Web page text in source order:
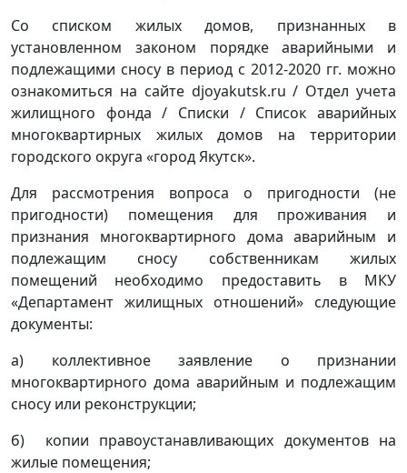
Со списком жилых домов, признанных в
установленном законом порядке аварийными и
подлежащими сносу в период с 2012-2020 гг. можно
ознакомиться на сайте djoyakutsk.ru / Отдел учета
жилищного фонда / Списки / Список аварийных
многоквартирных жилых домов на территории
городского округа «город Якутск».
Для рассмотрения вопроса о пригодности (не
пригодности) помещения для проживания и
признания многоквартирного дома аварийным и
подлежащим сносу собственникам жилых
помещений необходимо предоставить в МКУ
«Департамент жилищных отношений» следующие
документы:
а) коллективное заявление о признании
многоквартирного дома аварийным и подлежащим
сносу или реконструкции;
б) копии правоустанавливающих документов на
жилые помещения;